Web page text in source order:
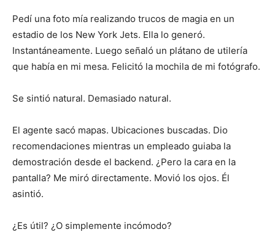
Pedí una foto mía realizando trucos de magia en un
estadio de los New York Jets. Ella lo generó.
Instantáneamente. Luego señaló un plátano de utilería
que había en mi mesa. Felicitó la mochila de mi fotógrafo.
Se sintió natural. Demasiado natural.
El agente sacó mapas. Ubicaciones buscadas. Dio
recomendaciones mientras un empleado guiaba la
demostración desde el backend. ¿Pero la cara en la
pantalla? Me miró directamente. Movió los ojos. Él
asintió.
¿Es útil? ¿O simplemente incómodo?